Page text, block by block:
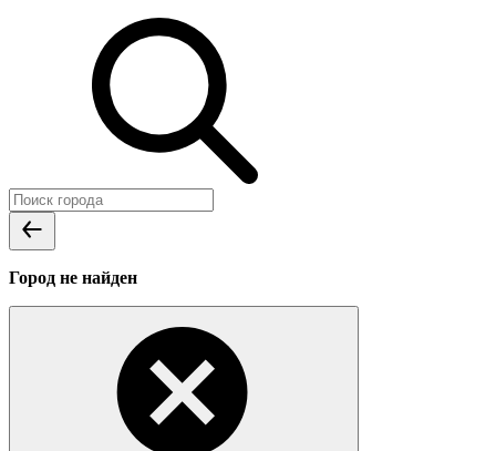
Город не найден